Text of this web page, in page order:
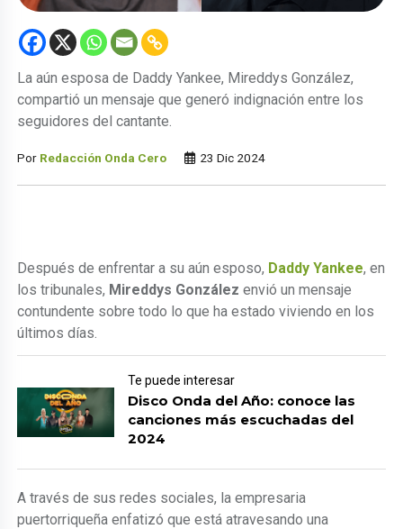
La aún esposa de Daddy Yankee, Mireddys González,
compartió un mensaje que generó indignación entre los
seguidores del cantante.
Por Redacción Onda Cero 23 Dic 2024
Después de enfrentar a su aún esposo, Daddy Yankee, en
los tribunales, Mireddys Gonzálezenvió un mensaje
contundente sobre todo lo que ha estado viviendo en los
últimos días.
Te puede interesar
Disco Onda del Año: conoce las
canciones más escuchadas del
2024
A través de sus redes sociales, la empresaria
puertorriqueña enfatizó que está atravesando una